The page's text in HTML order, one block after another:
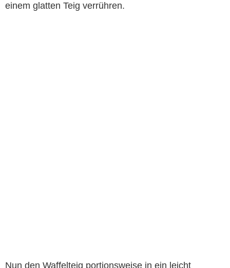
einem glatten Teig verrühren.
Nun den Waffelteig portionsweise in ein leicht